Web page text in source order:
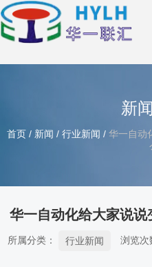
新
首页 / 新闻 / 行业新闻 / 华一自动
华一自动化给大家说
所属分类： 行业新闻 浏览次